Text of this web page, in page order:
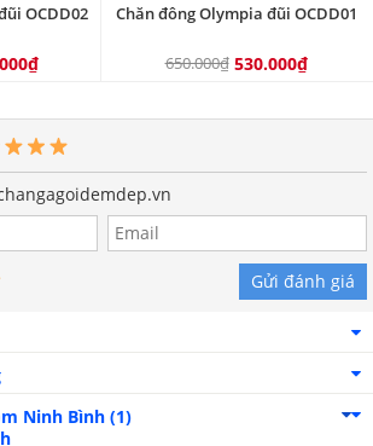
OCDD02 Chăn đông Olympia đũi OCDD01
650.000₫ 530.000₫
Gửi đánh giá
Ninh Bình (1)